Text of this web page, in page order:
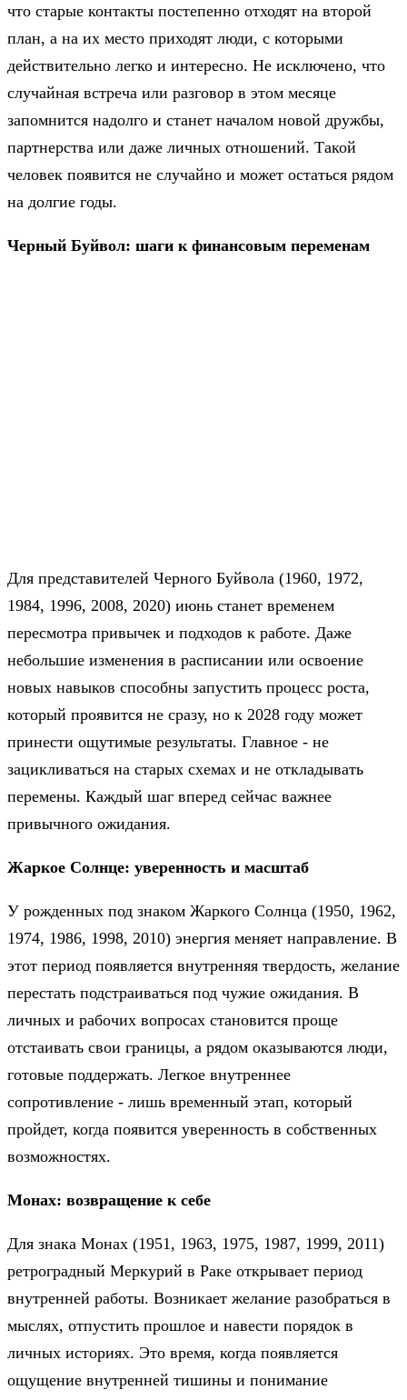
что старые контакты постепенно отходят на второй
план, а на их место приходят люди, с которыми
действительно легко и интересно. Не исключено, что
случайная встреча или разговор в этом месяце
запомнится надолго и станет началом новой дружбы,
партнерства или даже личных отношений. Такой
человек появится не случайно и может остаться рядом
на долгие годы.
Черный Буйвол: шаги к финансовым переменам
Для представителей Черного Буйвола (1960, 1972,
1984, 1996, 2008, 2020) июнь станет временем
пересмотра привычек и подходов к работе. Даже
небольшие изменения в расписании или освоение
новых навыков способны запустить процесс роста,
который проявится не сразу, но к 2028 году может
принести ощутимые результаты. Главное - не
зацикливаться на старых схемах и не откладывать
перемены. Каждый шаг вперед сейчас важнее
привычного ожидания.
Жаркое Солнце: уверенность и масштаб
У рожденных под знаком Жаркого Солнца (1950, 1962,
1974, 1986, 1998, 2010) энергия меняет направление. В
этот период появляется внутренняя твердость, желание
перестать подстраиваться под чужие ожидания. В
личных и рабочих вопросах становится проще
отстаивать свои границы, а рядом оказываются люди,
готовые поддержать. Легкое внутреннее
сопротивление - лишь временный этап, который
пройдет, когда появится уверенность в собственных
возможностях.
Монах: возвращение к себе
Для знака Монах (1951, 1963, 1975, 1987, 1999, 2011)
ретроградный Меркурий в Раке открывает период
внутренней работы. Возникает желание разобраться в
мыслях, отпустить прошлое и навести порядок в
личных историях. Это время, когда появляется
ощущение внутренней тишины и понимание